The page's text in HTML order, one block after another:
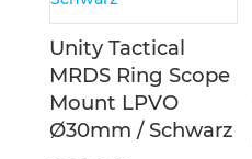
Unity Tactical
MRDS Ring Scope
Mount LPVO
Ø30mm / Schwarz